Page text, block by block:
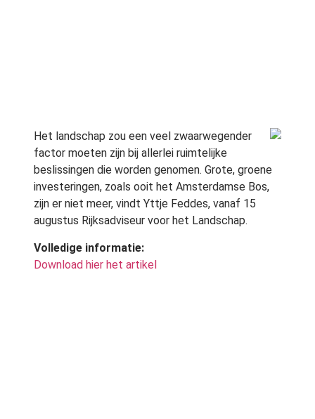
Het landschap zou een veel zwaarwegender
factor moeten zijn bij allerlei ruimtelijke
beslissingen die worden genomen. Grote, groene
investeringen, zoals ooit het Amsterdamse Bos,
zijn er niet meer, vindt Yttje Feddes, vanaf 15
augustus Rijksadviseur voor het Landschap.
Volledige informatie:
Download hier het artikel